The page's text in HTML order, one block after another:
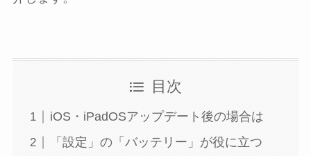
目次
iOS・iPadOSアップデート後の場合は
「設定」の「バッテリー」が役に立つ